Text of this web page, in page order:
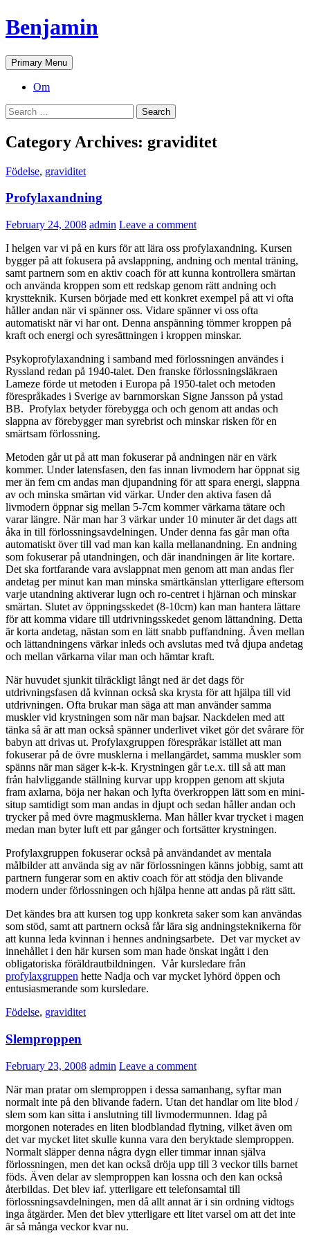
Skip
to
Benjamin
Search
Primary Menu
Om
Search
for:
Category Archives: graviditet
Födelse, graviditet
Profylaxandning
February 24, 2008 admin Leave a comment
I helgen var vi på en kurs för att lära oss profylaxandning. Kursen
bygger på att fokusera på avslappning, andning och mental träning,
samt partnern som en aktiv coach för att kunna kontrollera smärtan
och använda kroppen som ett redskap genom rätt andning och
krystteknik. Kursen började med ett konkret exempel på att vi ofta
håller andan när vi spänner oss. Vidare spänner vi oss ofta
automatiskt när vi har ont. Denna anspänning tömmer kroppen på
kraft och energi och syresättningen i kroppen minskar.
Psykoprofylaxandning i samband med förlossningen användes i
Ryssland redan på 1940-talet. Den franske förlossningsläkraen
Lameze förde ut metoden i Europa på 1950-talet och metoden
förespråkades i Sverige av barnmorskan Signe Jansson på ystad
BB. Profylax betyder förebygga och och genom att andas och
slappna av förebygger man syrebrist och minskar risken för en
smärtsam förlossning.
Metoden går ut på att man fokuserar på andningen när en värk
kommer. Under latensfasen, den fas innan livmodern har öppnat sig
mer än fem cm andas man djupandning för att spara energi, slappna
av och minska smärtan vid värkar. Under den aktiva fasen då
livmodern öppnar sig mellan 5-7cm kommer värkarna tätare och
varar längre. När man har 3 värkar under 10 minuter är det dags att
åka in till förlossningsavdelningen. Under denna fas går man ofta
automatiskt över till vad man kan kalla mellanandning. En andning
som fokuserar på utandningen, och där inandningen är lite kortare.
Det ska fortfarande vara avslappnat men genom att man andas fler
andetag per minut kan man minska smärtkänslan ytterligare eftersom
varje utandning aktiverar lugn och ro-centret i hjärnan och minskar
smärtan. Slutet av öppningsskedet (8-10cm) kan man hantera lättare
för att komma vidare till utdrivningsskedet genom lättandning. Detta
är korta andetag, nästan som en lätt snabb puffandning. Även mellan
och lättandningens värkar inleds och avslutas med två djupa andetag
och mellan värkarna vilar man och hämtar kraft.
När huvudet sjunkit tilräckligt långt ned är det dags för
utdrivningsfasen då kvinnan också ska krysta för att hjälpa till vid
utdrivningen. Ofta brukar man säga att man använder samma
muskler vid krystningen som när man bajsar. Nackdelen med att
tänka så är att man också spänner underlivet viket gör det svårare för
babyn att drivas ut. Profylaxgruppen förespråkar istället att man
fokuserar på de övre musklerna i mellangärdet, samma muskler som
spänns när man säger k-k-k. Krystningen går t.e.x. till så att man
från halvliggande ställning kurvar upp kroppen genom att skjuta
fram axlarna, böja ner hakan och lyfta överkroppen lätt som en mini-
situp samtidigt som man andas in djupt och sedan håller andan och
trycker på med övre magmusklerna. Man håller kvar trycket i magen
medan man byter luft ett par gånger och fortsätter krystningen.
Profylaxgruppen fokuserar också på användandet av mentala
målbilder att använda sig av när förlossningen känns jobbig, samt att
partnern fungerar som en aktiv coach för att stödja den blivande
modern under förlossningen och hjälpa henne att andas på rätt sätt.
Det kändes bra att kursen tog upp konkreta saker som kan användas
som stöd, samt att partnern också får lära sig andningsteknikerna för
att kunna leda kvinnan i hennes andningsarbete. Det var mycket av
innehållet i den här kursen som man hade önskat ingått i den
obligatoriska föräldrautbildningen. Vår kursledare från
profylaxgruppen hette Nadja och var mycket lyhörd öppen och
entusiasmerande som kursledare.
Födelse, graviditet
Slemproppen
February 23, 2008 admin Leave a comment
När man pratar om slemproppen i dessa samanhang, syftar man
normalt inte på den blivande fadern. Utan det handlar om lite blod /
slem som kan sitta i anslutning till livmodermunnen. Idag på
morgonen noterades en liten blodblandad flytning, vilket även om
det var mycket litet skulle kunna vara den beryktade slemproppen.
Normalt släpper denna några dygn eller timmar innan själva
förlossningen, men det kan också dröja upp till 3 veckor tills barnet
föds. Även delar av slemproppen kan lossna och den kan också
återbildas. Det blev iaf. ytterligare ett telefonsamtal till
förlossningsavdelningen, men då allt annat är i sin ordning vidtogs
inga åtgärder. Men det blev ytterligare ett litet varsel om att det inte
är så många veckor kvar nu.